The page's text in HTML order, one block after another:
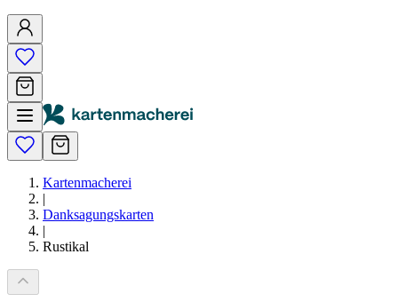
Kartenmacherei
|
Danksagungskarten
|
Rustikal